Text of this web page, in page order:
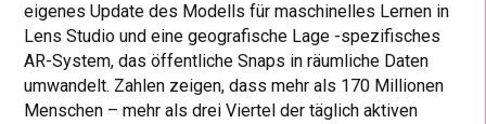
eigenes Update des Modells für maschinelles Lernen in
Lens Studio und eine geografische Lage -spezifisches
AR-System, das öffentliche Snaps in räumliche Daten
umwandelt. Zahlen zeigen, dass mehr als 170 Millionen
Menschen – mehr als drei Viertel der täglich aktiven